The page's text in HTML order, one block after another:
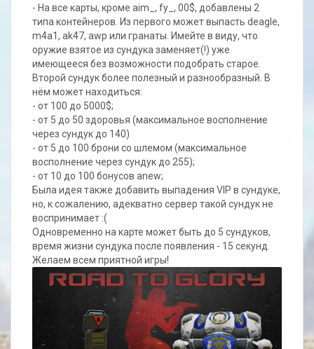
- На все карты, кроме aim_, fy_, 00$, добавлены 2
типа контейнеров. Из первого может выпасть deagle,
m4a1, ak47, awp или гранаты. Имейте в виду, что
оружие взятое из сундука заменяет(!) уже
имеющееся без возможности подобрать старое.
Второй сундук более полезный и разнообразный. В
нём может находиться:
- от 100 до 5000$;
- от 5 до 50 здоровья (максимальное восполнение
через сундук до 140)
- от 5 до 100 брони со шлемом (максимальное
восполнение через сундук до 255);
- от 10 до 100 бонусов anew;
Была идея также добавить выпадения VIP в сундуке,
но, к сожалению, адекватно сервер такой сундук не
воспринимает :(
Одновременно на карте может быть до 5 сундуков,
время жизни сундука после появления - 15 секунд.
Желаем всем приятной игры!